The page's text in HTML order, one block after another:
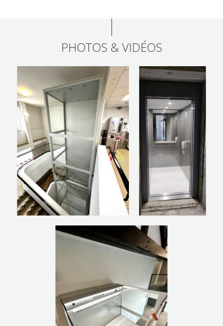
PHOTOS & VIDÉOS